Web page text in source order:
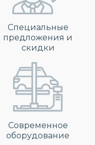
Специальные
предложения и
скидки
Современное
оборудование